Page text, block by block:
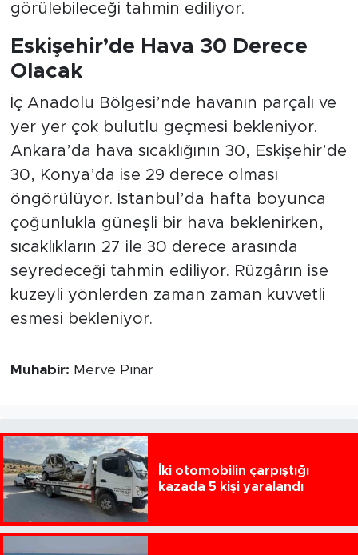
görülebileceği tahmin ediliyor.
Eskişehir’de Hava 30 Derece
Olacak
İç Anadolu Bölgesi’nde havanın parçalı ve
yer yer çok bulutlu geçmesi bekleniyor.
Ankara’da hava sıcaklığının 30, Eskişehir’de
30, Konya’da ise 29 derece olması
öngörülüyor. İstanbul’da hafta boyunca
çoğunlukla güneşli bir hava beklenirken,
sıcaklıkların 27 ile 30 derece arasında
seyredeceği tahmin ediliyor. Rüzgârın ise
kuzeyli yönlerden zaman zaman kuvvetli
esmesi bekleniyor.
Muhabir: Merve Pınar
İki otomobilin çarpıştığı
kazada 5 kişi yaralandı